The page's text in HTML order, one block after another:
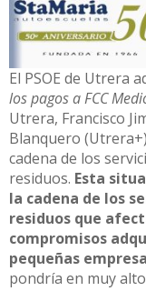
El PSOE de Utrera
los pagos a FCC
Utrera, Francisco
Blanquero
cadena de los
residuos. Esta
la cadena de los
residuos que
compromisos
pequeñas
pondría en muy